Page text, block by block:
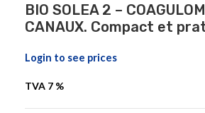
BIO SOLEA 2 –
CANAUX. Compact et
Login to see prices
TVA 7 %